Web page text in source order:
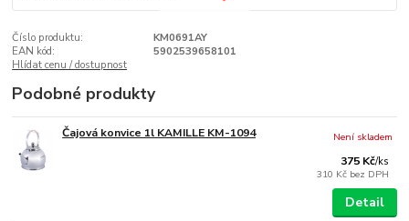
Číslo produktu:
KM0691AY
EAN kód:
5902539658101
Hlídat cenu / dostupnost
Podobné produkty
Čajová konvice 1l KAMILLE KM-1094
375 Kč/ks
310 Kč bez DPH
Není skladem
Detail